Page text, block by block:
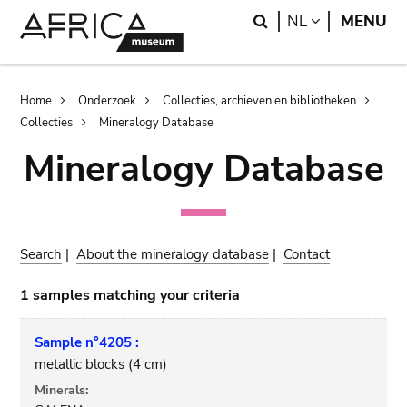
Search
NL LANGUAGE
MENU
Breadcrumb
Home Onderzoek
Collecties, archieven en bibliotheken
Collecties
Mineralogy Database
Mineralogy Database
Search |About the mineralogy database | Contact
1 samples matching your criteria
Sample n°4205 :
metallic blocks (4 cm)
Minerals: